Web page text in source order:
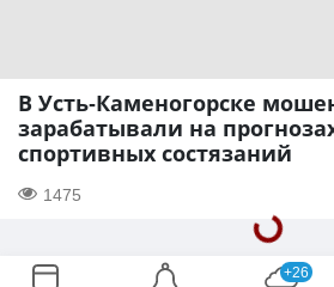
В Усть-Каменогорске
зарабатывали на
спортивных состязаний
1475
+26